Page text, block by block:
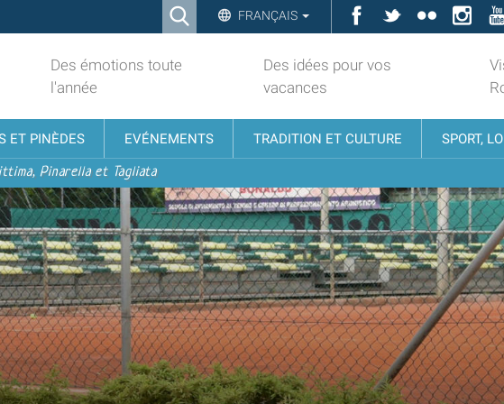
Ricerca
Search…
FRANÇAIS Facebook
TwitterFlickr
Des émotions toute
l'année
Des idées pour vos
vacances
ET PINÈDES EVÉNEMENTS TRADITION ET CULTURE SPORT,
Pinarella et Tagliata